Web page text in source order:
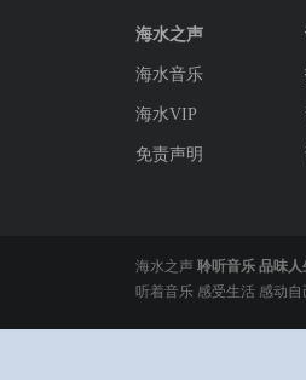
海水之声
海水音乐
海水VIP
免责声明
海水之声 聆听音乐 品味
听着音乐 感受生活 感动